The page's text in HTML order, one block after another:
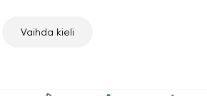
Vaihda kieli